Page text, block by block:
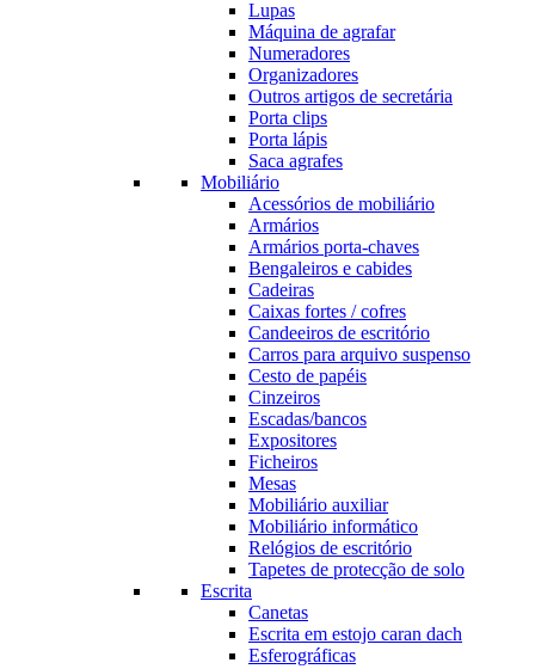
Lupas
Máquina de agrafar
Numeradores
Organizadores
Outros artigos de secretária
Porta clips
Porta lápis
Saca agrafes
Mobiliário
Acessórios de mobiliário
Armários
Armários porta-chaves
Bengaleiros e cabides
Cadeiras
Caixas fortes / cofres
Candeeiros de escritório
Carros para arquivo suspenso
Cesto de papéis
Cinzeiros
Escadas/bancos
Expositores
Ficheiros
Mesas
Mobiliário auxiliar
Mobiliário informático
Relógios de escritório
Tapetes de protecção de solo
Escrita
Canetas
Escrita em estojo caran dach
Esferográficas